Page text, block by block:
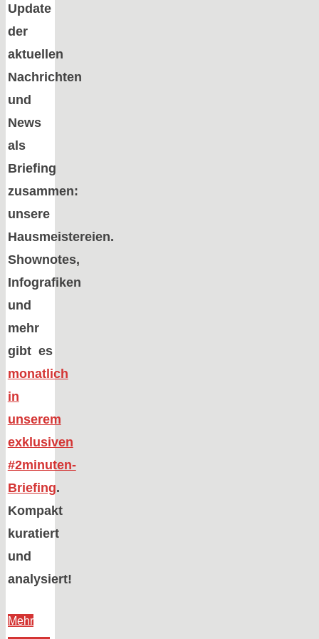
Update
der
aktuellen
Nachrichten
und
News
als
Briefing
zusammen:
unsere
Hausmeistereien.
Shownotes,
Infografiken
und
mehr
gibt es
monatlich
in
unserem
exklusiven
#2minuten-
Briefing.
Kompakt
kuratiert
und
analysiert!
Mehr